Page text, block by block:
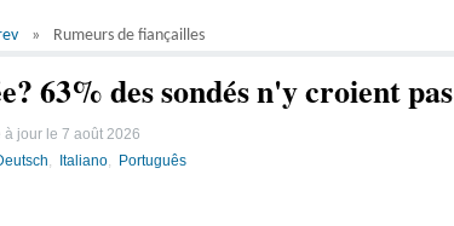
Rumeurs de fiançailles
63% des sondés n'y croient pas
à jour le 7 août 2026
Italiano Português